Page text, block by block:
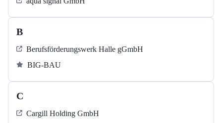
B
Berufsförderungswerk Halle gGmbH
BIG-BAU
C
Cargill Holding GmbH